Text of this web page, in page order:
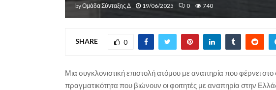
byΟμάδα Σύνταξης Δ 19/06/2025 0 740
SHARE 0
Μια συγκλονιστική επιστολή ατόμου με αναπηρία που φέρνει
πραγματικότητα που βιώνουν οι φοιτητές με αναπηρία στην